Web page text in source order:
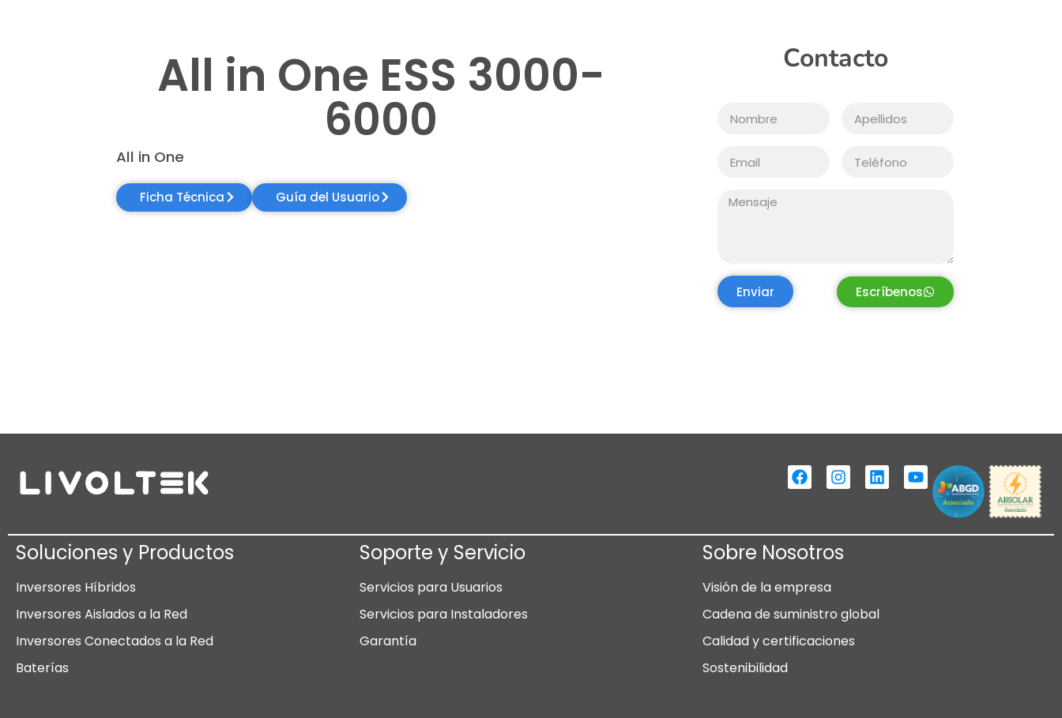
All in One ESS 3000-
6000
All in One
Ficha Técnica Guía del Usuario
Contacto
Enviar Escríbenos
Soluciones y Productos
Inversores Híbridos
Inversores Aislados a la Red
Inversores Conectados a la Red
Baterías
Soporte y Servicio
Servicios para Usuarios
Servicios para Instaladores
Garantía
Sobre Nosotros
Visión de la empresa
Cadena de suministro global
Calidad y certificaciones
Sostenibilidad